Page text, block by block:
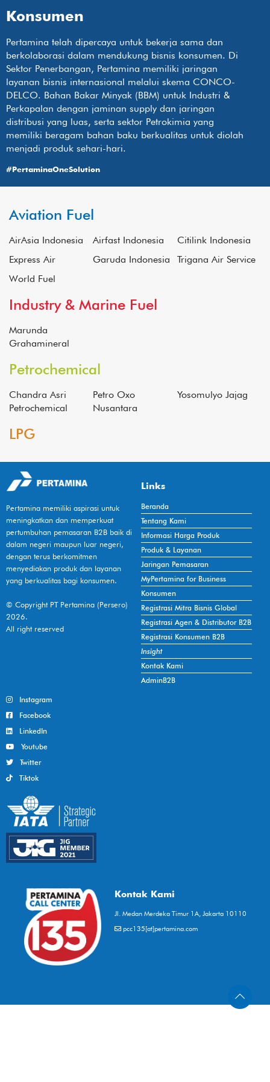
Konsumen
Pertamina telah dipercaya untuk bekerja sama dan
berkolaborasi dalam mendukung bisnis konsumen. Di
Sektor Penerbangan, Pertamina memiliki jaringan
layanan bisnis internasional melalui skema CONCO-
DELCO. Bahan Bakar Minyak (BBM) untuk Industri &
Perkapalan dengan jaminan supply dan jaringan
distribusi yang luas, serta sektor Petrokimia yang
memiliki beragam bahan baku berkualitas untuk diolah
menjadi produk sehari-hari.
#PertaminaOneSolution
Aviation Fuel
AirAsia Indonesia Airfast Indonesia
Citilink Indonesia
Express Air
Garuda Indonesia
Trigana Air Service
World Fuel
Industry & Marine Fuel
Marunda
Grahamineral
Petrochemical
Chandra Asri
Petrochemical
Petro Oxo
Nusantara
Yosomulyo Jajag
LPG
Pertamina memiliki aspirasi untuk
meningkatkan dan memperkuat
pertumbuhan pemasaran B2B baik di
dalam negeri maupun luar negeri,
dengan terus berkomitmen
menyediakan produk dan layanan
yang berkualitas bagi konsumen.
© Copyright PT Pertamina (Persero)
2026.
All right reserved
Links
Beranda
Tentang Kami
Informasi Harga Produk
Produk & Layanan
Jaringan Pemasaran
MyPertamina for Business
Konsumen
Registrasi Mitra Bisnis Global
Registrasi Agen & Distributor B2B
Registrasi Konsumen B2B
Insight
Kontak Kami
AdminB2B
Instagram
Facebook
LinkedIn
Youtube
Twitter
Tiktok
Kontak Kami
Jl. Medan Merdeka Timur 1A, Jakarta 10110
pcc135[at]pertamina.com